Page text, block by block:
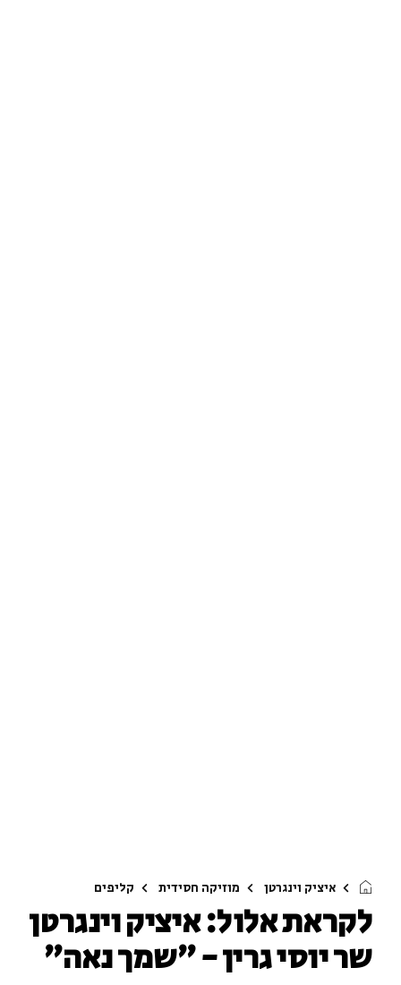
איציק וינגרטן מוזיקה חסידית קליפים
לקראת אלול: איציק וינגרטן
שר יוסי גרין - ״שמך נאה״